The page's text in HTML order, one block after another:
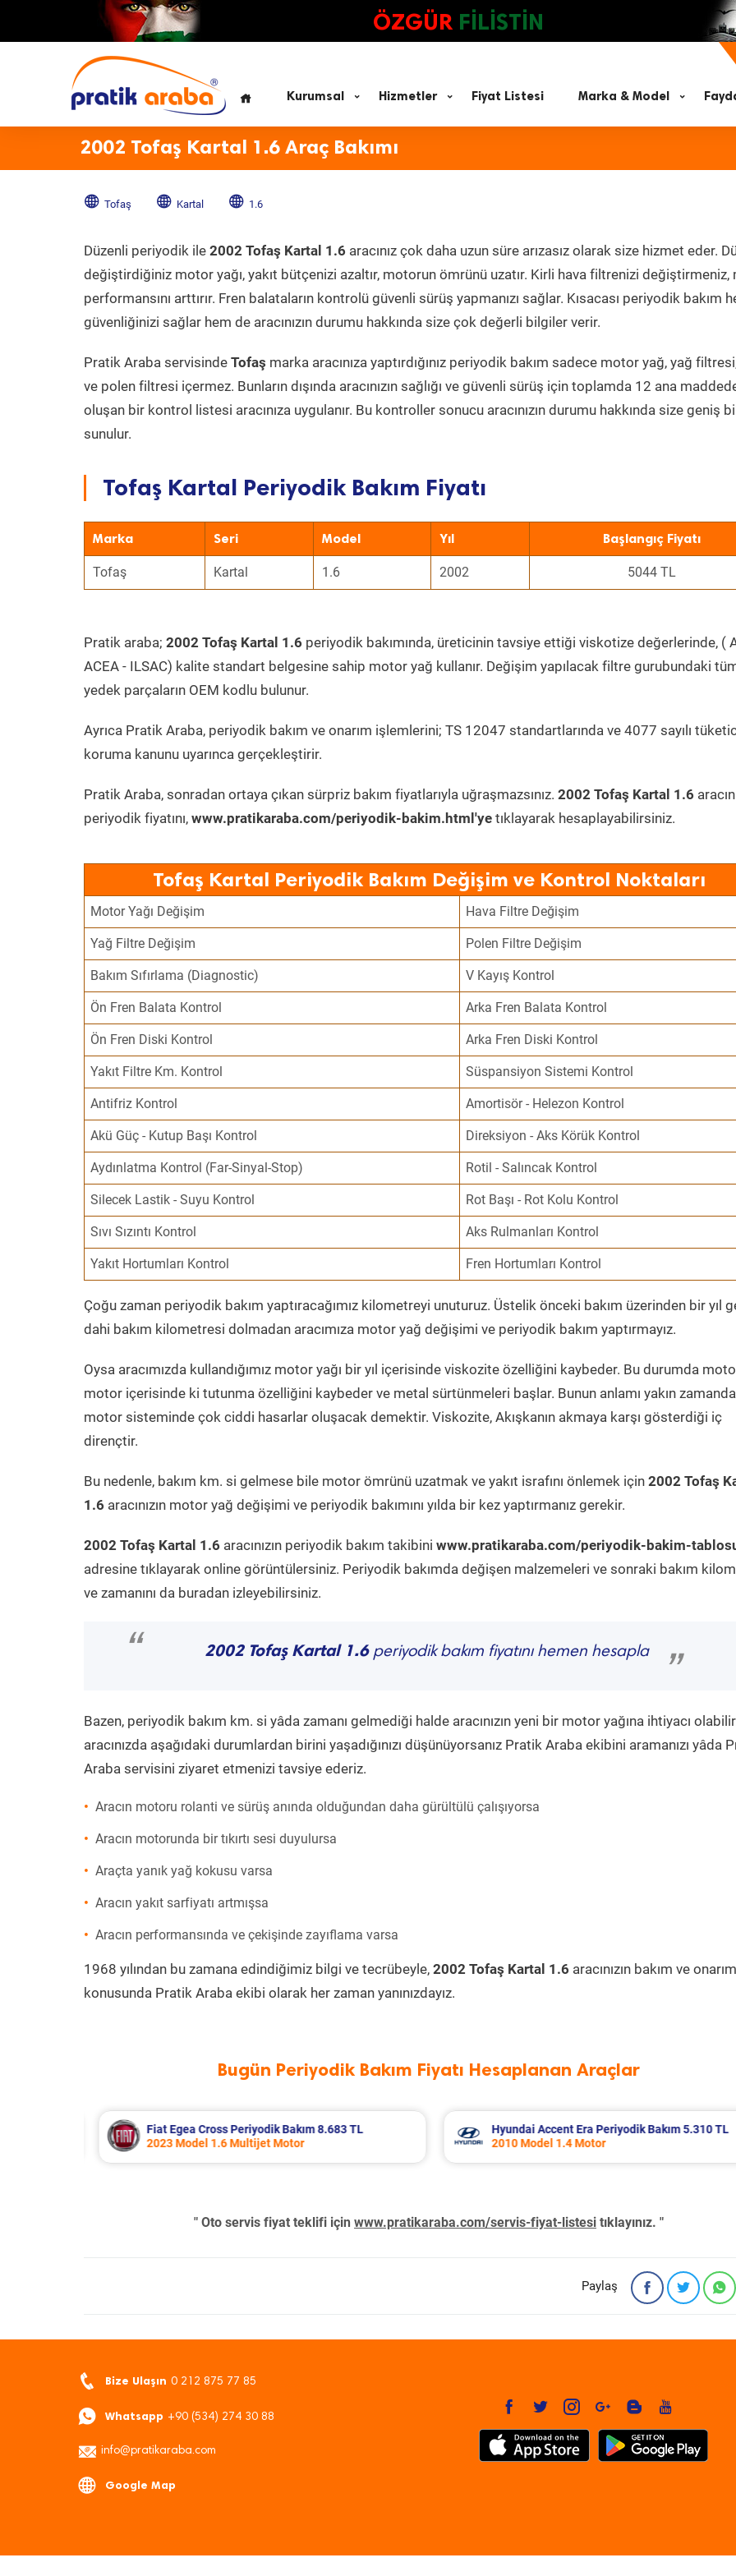
ÖZGÜR FİLİSTİN
Kurumsal Hizmetler Fiyat Listesi Marka & Model
2002 Tofaş Kartal 1.6 Araç Bakımı
Tofaş Kartal 1.6
Düzenli periyodik ile 2002 Tofaş Kartal 1.6 aracınız çok daha uzun süre arızasız olarak size hizmet eder.
değiştirdiğiniz motor yağı, yakıt bütçenizi azaltır, motorun ömrünü uzatır. Kirli hava filtrenizi
performansını arttırır. Fren balataların kontrolü güvenli sürüş yapmanızı sağlar. Kısacası periyodik bakım
güvenliğinizi sağlar hem de aracınızın durumu hakkında size çok değerli bilgiler verir.
Pratik Araba servisinde Tofaş marka aracınıza yaptırdığınız periyodik bakım sadece motor yağ, yağ
ve polen filtresi içermez. Bunların dışında aracınızın sağlığı ve güvenli sürüş için toplamda 12 ana
oluşan bir kontrol listesi aracınıza uygulanır. Bu kontroller sonucu aracınızın durumu hakkında size geniş
sunulur.
Tofaş Kartal Periyodik Bakım Fiyatı
Marka Seri Model Yıl Başlangıç Fiyatı
Tofaş Kartal 1.6 2002 5044 TL
Pratik araba; 2002 Tofaş Kartal 1.6 periyodik bakımında, üreticinin tavsiye ettiği viskotize değerlerinde, (
ACEA - ILSAC) kalite standart belgesine sahip motor yağ kullanır. Değişim yapılacak filtre gurubundaki
yedek parçaların OEM kodlu bulunur.
Ayrıca Pratik Araba, periyodik bakım ve onarım işlemlerini; TS 12047 standartlarında ve 4077 sayılı
koruma kanunu uyarınca gerçekleştirir.
Pratik Araba, sonradan ortaya çıkan sürpriz bakım fiyatlarıyla uğraşmazsınız. 2002 Tofaş Kartal 1.6 aracın
periyodik fiyatını, www.pratikaraba.com/periyodik-bakim.html'ye tıklayarak hesaplayabilirsiniz.
Tofaş Kartal Periyodik Bakım Değişim ve Kontrol Noktaları
Motor Yağı Değişim Hava Filtre Değişim
Yağ Filtre Değişim Polen Filtre Değişim
Bakım Sıfırlama (Diagnostic) V Kayış Kontrol
Ön Fren Balata Kontrol Arka Fren Balata Kontrol
Ön Fren Diski Kontrol Arka Fren Diski Kontrol
Yakıt Filtre Km. Kontrol Süspansiyon Sistemi Kontrol
Antifriz Kontrol Amortisör - Helezon Kontrol
Akü Güç - Kutup Başı Kontrol Direksiyon - Aks Körük Kontrol
Aydınlatma Kontrol (Far-Sinyal-Stop) Rotil - Salıncak Kontrol
Silecek Lastik - Suyu Kontrol Rot Başı - Rot Kolu Kontrol
Sıvı Sızıntı Kontrol Aks Rulmanları Kontrol
Yakıt Hortumları Kontrol Fren Hortumları Kontrol
Çoğu zaman periyodik bakım yaptıracağımız kilometreyi unuturuz. Üstelik önceki bakım üzerinden bir yıl
dahi bakım kilometresi dolmadan aracımıza motor yağ değişimi ve periyodik bakım yaptırmayız.
Oysa aracımızda kullandığımız motor yağı bir yıl içerisinde viskozite özelliğini kaybeder. Bu durumda
motor içerisinde ki tutunma özelliğini kaybeder ve metal sürtünmeleri başlar. Bunun anlamı yakın zamanda
motor sisteminde çok ciddi hasarlar oluşacak demektir. Viskozite, Akışkanın akmaya karşı gösterdiği iç
dirençtir.
Bu nedenle, bakım km. si gelmese bile motor ömrünü uzatmak ve yakıt israfını önlemek için 2002 Tofaş
1.6 aracınızın motor yağ değişimi ve periyodik bakımını yılda bir kez yaptırmanız gerekir.
2002 Tofaş Kartal 1.6 aracınızın periyodik bakım takibini www.pratikaraba.com/periyodik-bakim-
adresine tıklayarak online görüntülersiniz. Periyodik bakımda değişen malzemeleri ve sonraki bakım
ve zamanını da buradan izleyebilirsiniz.
“ 2002 Tofaş Kartal 1.6periyodik bakım fiyatını hemen hesapla
”
Bazen, periyodik bakım km. si yâda zamanı gelmediği halde aracınızın yeni bir motor yağına ihtiyacı
aracınızda aşağıdaki durumlardan birini yaşadığınızı düşünüyorsanız Pratik Araba ekibini aramanızı yâda
Araba servisini ziyaret etmenizi tavsiye ederiz.
Aracın motoru rolanti ve sürüş anında olduğundan daha gürültülü çalışıyorsa
Aracın motorunda bir tıkırtı sesi duyulursa
Araçta yanık yağ kokusu varsa
Aracın yakıt sarfiyatı artmışsa
Aracın performansında ve çekişinde zayıflama varsa
1968 yılından bu zamana edindiğimiz bilgi ve tecrübeyle, 2002 Tofaş Kartal 1.6 aracınızın bakım ve
konusunda Pratik Araba ekibi olarak her zaman yanınızdayız.
Bugün Periyodik Bakım Fiyatı Hesaplanan Araçlar
Hyundai Accent Era Periyodik Bakım 5.310 TL
2010 Model 1.4 Motor
Nissan Micra Periyodik Bakım 6.399 TL
2019 Model 1.2 Motor
" Oto servis fiyat teklifi için www.pratikaraba.com/servis-fiyat-listesi tıklayınız. "
Paylaş
Bize Ulaşın 0 212 875 77 85
Whatsapp +90 (534) 274 30 88
info@pratikaraba.com
Google Map